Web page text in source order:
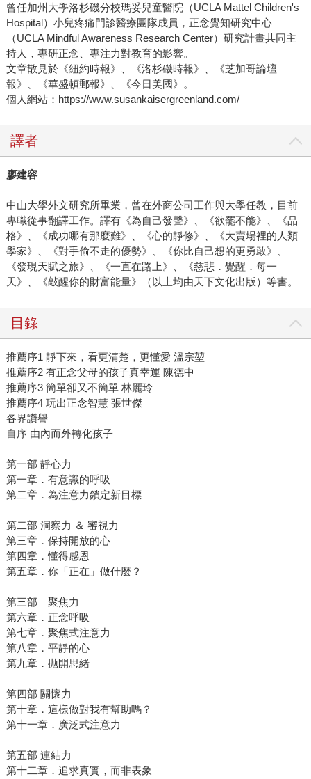
曾任加州大學洛杉磯分校瑪妥兒童醫院（UCLA Mattel Children's
Hospital）小兒疼痛門診醫療團隊成員，正念覺知研究中心
（UCLA Mindful Awareness Research Center）研究計畫共同主
持人，專研正念、專注力對教育的影響。
文章散見於《紐約時報》、《洛杉磯時報》、《芝加哥論壇
報》、《華盛頓郵報》、《今日美國》。
個人網站：https://www.susankaisergreenland.com/
譯者
廖建容
中山大學外文研究所畢業，曾在外商公司工作與大學任教，目前
專職從事翻譯工作。譯有《為自己發聲》、《欲罷不能》、《品
格》、《成功哪有那麼難》、《心的靜修》、《大賣場裡的人類
學家》、《對手偷不走的優勢》、《你比自己想的更勇敢》、
《發現天賦之旅》、《一直在路上》、《慈悲．覺醒．每一
天》、《敲醒你的財富能量》（以上均由天下文化出版）等書。
目錄
推薦序1 靜下來，看更清楚，更懂愛 溫宗堃
推薦序2 有正念父母的孩子真幸運 陳德中
推薦序3 簡單卻又不簡單 林麗玲
推薦序4 玩出正念智慧 張世傑
各界讚譽
自序 由內而外轉化孩子
第一部 靜心力
第一章．有意識的呼吸
第二章．為注意力鎖定新目標
第二部 洞察力 ＆ 審視力
第三章．保持開放的心
第四章．懂得感恩
第五章．你「正在」做什麼？
第三部 聚焦力
第六章．正念呼吸
第七章．聚焦式注意力
第八章．平靜的心
第九章．拋開思緒
第四部 關懷力
第十章．這樣做對我有幫助嗎？
第十一章．廣泛式注意力
第五部 連結力
第十二章．追求真實，而非表象